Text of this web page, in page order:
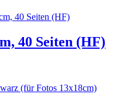
40 Seiten (HF)